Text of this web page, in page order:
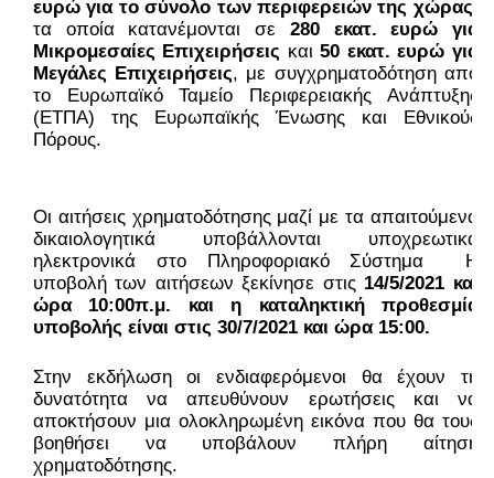
ευρώ για το σύνολο των περιφερειών της χώρας,
τα οποία κατανέμονται σε 280 εκατ. ευρώ για
Μικρομεσαίες Επιχειρήσεις και 50 εκατ. ευρώ για
Μεγάλες Επιχειρήσεις, με συγχρηματοδότηση από
το Ευρωπαϊκό Ταμείο Περιφερειακής Ανάπτυξης
(ΕΤΠΑ) της Ευρωπαϊκής Ένωσης και Εθνικούς
Πόρους.
Οι αιτήσεις χρηματοδότησης μαζί με τα απαιτούμενα
δικαιολογητικά υποβάλλονται υποχρεωτικά
ηλεκτρονικά στο Πληροφοριακό Σύστημα  Η
υποβολή των αιτήσεων ξεκίνησε στις 14/5/2021 και
ώρα 10:00π.μ. και η καταληκτική προθεσμία
υποβολής είναι στις 30/7/2021 και ώρα 15:00.
Στην εκδήλωση οι ενδιαφερόμενοι θα έχουν τη
δυνατότητα να απευθύνουν ερωτήσεις και να
αποκτήσουν μια ολοκληρωμένη εικόνα που θα τους
βοηθήσει να υποβάλουν πλήρη αίτηση
χρηματοδότησης.